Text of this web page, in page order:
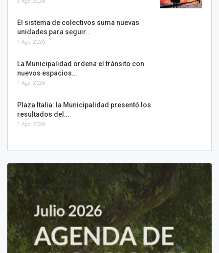
El sistema de colectivos suma nuevas
unidades para seguir…
1 Ago, 2026
La Municipalidad ordena el tránsito con
nuevos espacios…
1 Ago, 2026
Plaza Italia: la Municipalidad presentó los
resultados del…
1 Ago, 2026